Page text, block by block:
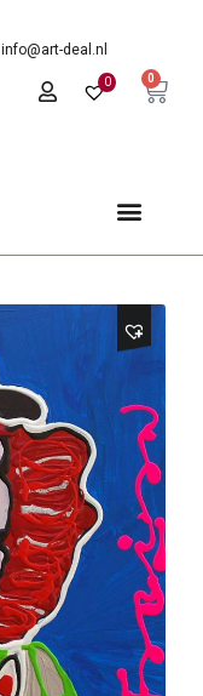
info@art-deal.nl
0 0